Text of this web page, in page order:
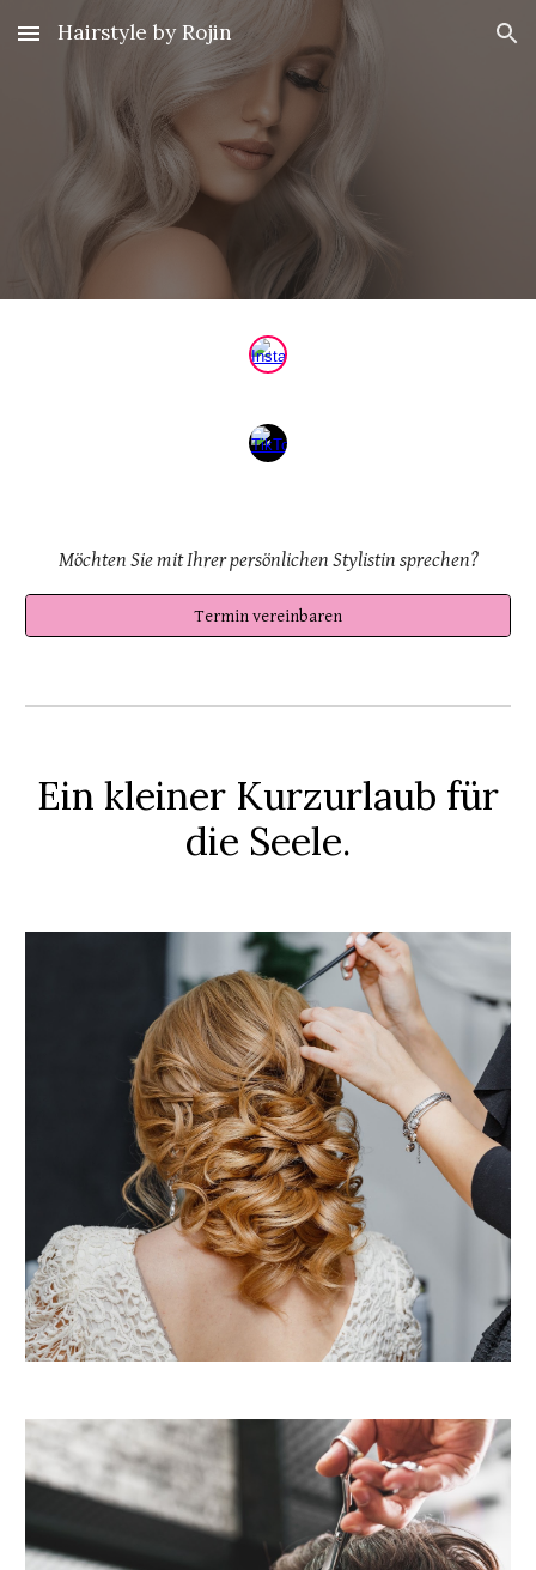
Skip to main content Skip to navigation
Hairstyle by Rojin
Möchten Sie mit Ihrer persönlichen Stylistin sprechen?
Termin vereinbaren
Ein kleiner Kurzurlaub für
die Seele.